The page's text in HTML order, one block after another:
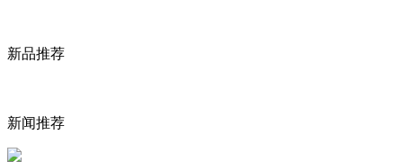
新品推荐
新闻推荐